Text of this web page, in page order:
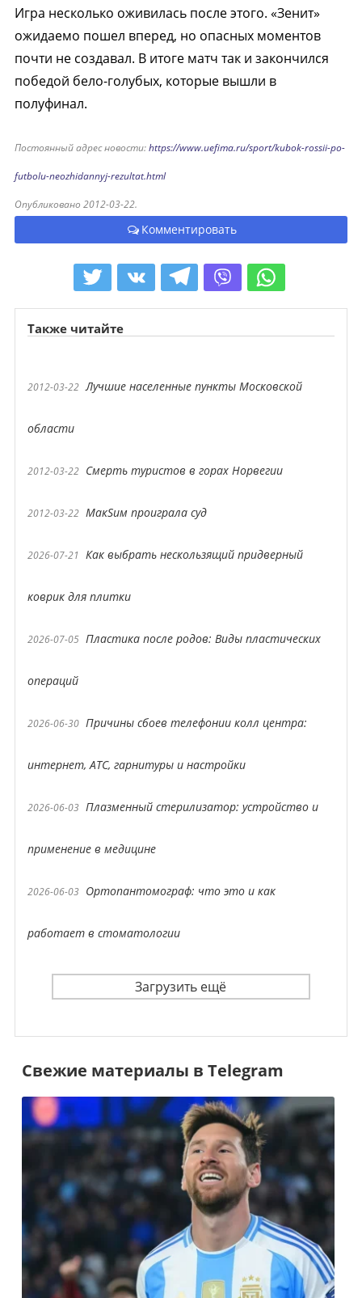
Игра несколько оживилась после этого. «Зенит»
ожидаемо пошел вперед, но опасных моментов
почти не создавал. В итоге матч так и закончился
победой бело-голубых, которые вышли в
полуфинал.
Постоянный адрес новости:https://www.uefima.ru/sport/kubok-rossii-po-
futbolu-neozhidannyj-rezultat.html
Опубликовано 2012-03-22.
Комментировать
Также читайте
2012-03-22 Лучшие населенные пункты Московской
области
2012-03-22 Смерть туристов в горах Норвегии
2012-03-22 МакSим проиграла суд
2026-07-21 Как выбрать нескользящий придверный
коврик для плитки
2026-07-05 Пластика после родов: Виды пластических
операций
2026-06-30 Причины сбоев телефонии колл центра:
интернет, АТС, гарнитуры и настройки
2026-06-03 Плазменный стерилизатор: устройство и
применение в медицине
2026-06-03 Ортопантомограф: что это и как
работает в стоматологии
Загрузить ещё
Свежие материалы в Telegram